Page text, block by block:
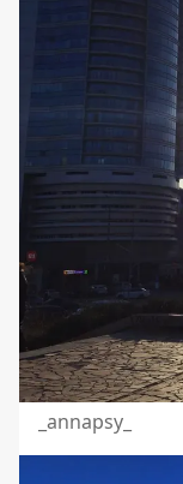
_annapsy_